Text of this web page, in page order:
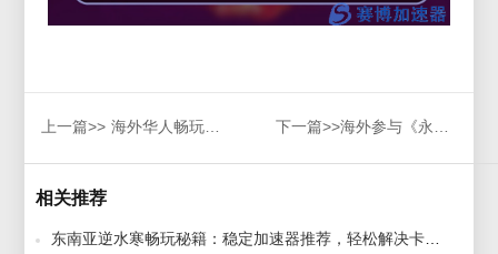
上一篇>> 海外华人畅玩4399弹弹堂秘籍！优化加速器推荐，服务器响应问题全面解决！ 下一篇>>海外参与《永恒之塔》国服三周年庆典，专属怀旧服加速攻略与新区开服秘籍！
相关推荐